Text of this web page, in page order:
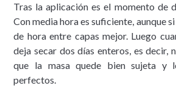
Tras la aplicación es el momento de
Con media hora es suficiente, aunque
de hora entre capas mejor. Luego
deja secar dos días enteros, es decir,
que la masa quede bien sujeta y
perfectos.